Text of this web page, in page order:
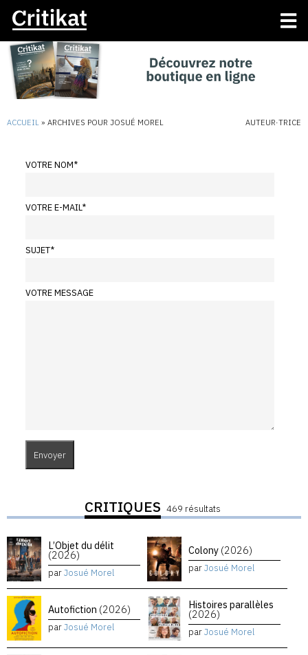
ACCUEIL » ARCHIVES POUR JOSUÉ MOREL AUTEUR·TRICE
VOTRE NOM*
VOTRE E-MAIL*
SUJET*
VOTRE MESSAGE
CRITIQUES 469 résultats
L’Objet du délit
(2026)
parJosué Morel
Colony (2026)
parJosué Morel
Autofiction (2026)
parJosué Morel
Histoires parallèles
(2026)
parJosué Morel